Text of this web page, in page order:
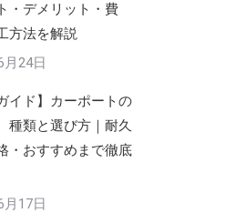
・デメリット・費
方法を解説
月24日
イド】カーポートの
種類と選び方｜耐久
・おすすめまで徹底
月17日